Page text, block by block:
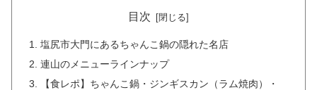
目次
塩尻市大門にあるちゃんこ鍋の隠れた名店
連山のメニューラインナップ
【食レポ】ちゃんこ鍋・ジンギスカン（ラム焼肉）・